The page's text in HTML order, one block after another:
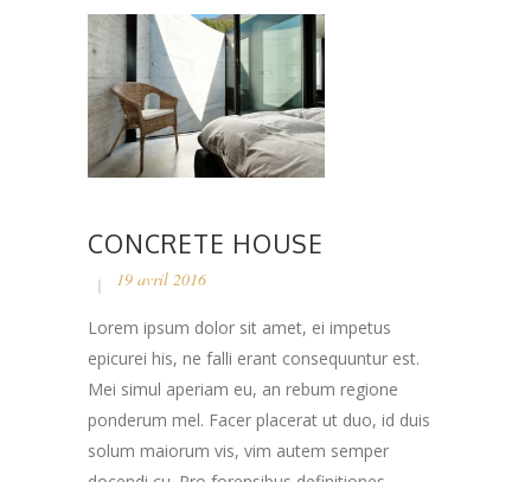
CONCRETE HOUSE
19 avril 2016
Lorem ipsum dolor sit amet, ei impetus
epicurei his, ne falli erant consequuntur est.
Mei simul aperiam eu, an rebum regione
ponderum mel. Facer placerat ut duo, id duis
solum maiorum vis, vim autem semper